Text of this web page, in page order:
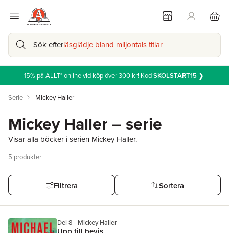
Sök efterläsglädje bland miljontals titlar
15% på ALLT* online vid köp över 300 kr! KodSKOLSTART15❯
Serie Mickey Haller
Mickey Haller – serie
Visar alla böcker i serien Mickey Haller.
5 produkter
Filtrera Sortera
Del 8 - Mickey Haller